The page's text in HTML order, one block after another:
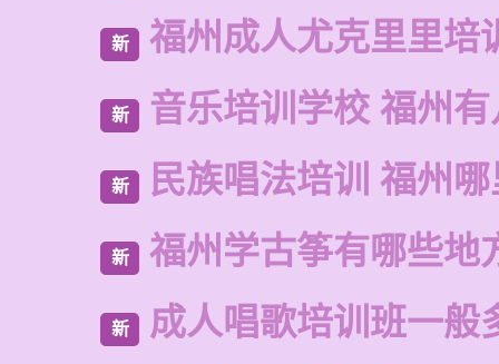
新 福州成人尤克里里培
新 音乐培训学校 福州
新 民族唱法培训 福州
新 福州学古筝有哪些地
新 成人唱歌培训班一般